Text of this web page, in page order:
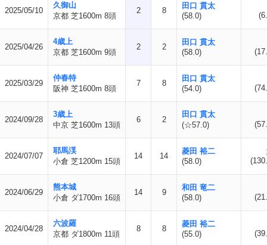
2025/05/10
久御山
京都 芝1600m 8頭
2 8
田口 貫太
(58.0)
2025/04/26
4歳上
京都 芝1600m 9頭
2 2
田口 貫太
(58.0)
2025/03/29
仲春特
阪神 芝1600m 8頭
7 8
田口 貫太
(54.0)
2024/09/28
3歳上
中京 芝1600m 13頭
6 2
田口 貫太
(☆57.0)
2024/07/07
耶馬渓
小倉 芝1200m 15頭
14 14
菱田 裕二
(58.0)
2024/06/29
熊本城
小倉 ダ1700m 16頭
14 9
和田 竜二
(58.0)
2024/04/28
六波羅
京都 ダ1800m 11頭
8 8
菱田 裕二
(55.0)